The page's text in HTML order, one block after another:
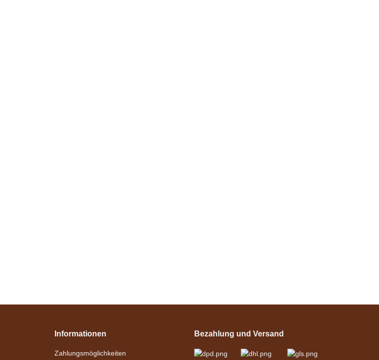
Schwarz
Informationen
Zahlungsmöglichkeiten
Bezahlung und Versand